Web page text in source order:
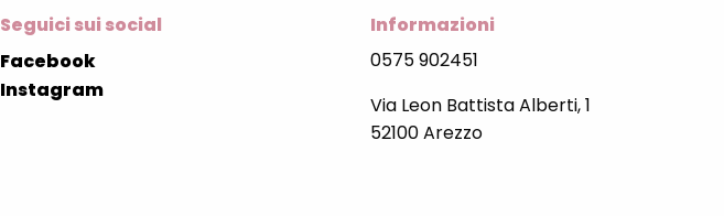
Seguici sui social
Facebook
Instagram
Informazioni
0575 902451
Via Leon Battista Alberti, 1
52100 Arezzo